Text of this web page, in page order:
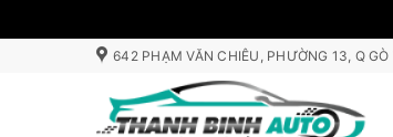
642 PHẠM VĂN CHIÊU, PHƯỜNG 13, Q GÒ